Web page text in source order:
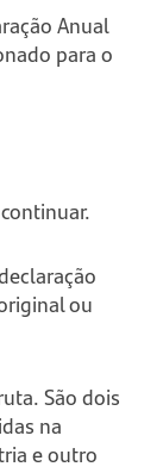
Anual
para o
ou
São dois
na
e outro